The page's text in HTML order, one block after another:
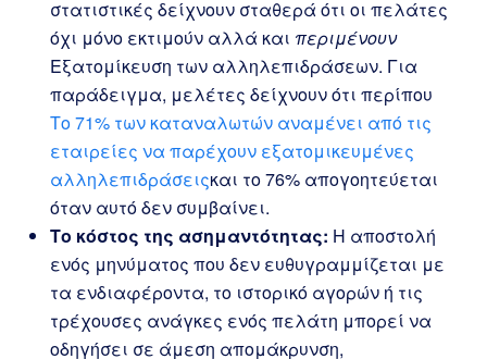
στατιστικές δείχνουν σταθερά ότι οι πελάτες
όχι μόνο εκτιμούν αλλά και περιμένουν
Εξατομίκευση των αλληλεπιδράσεων. Για
παράδειγμα, μελέτες δείχνουν ότι περίπου
Το 71% των καταναλωτών αναμένει από τις
εταιρείες να παρέχουν εξατομικευμένες
αλληλεπιδράσειςκαι το 76% απογοητεύεται
όταν αυτό δεν συμβαίνει.
Το κόστος της ασημαντότητας: Η αποστολή
ενός μηνύματος που δεν ευθυγραμμίζεται με
τα ενδιαφέροντα, το ιστορικό αγορών ή τις
τρέχουσες ανάγκες ενός πελάτη μπορεί να
οδηγήσει σε άμεση απομάκρυνση,